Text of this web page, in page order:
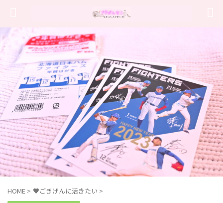
HOME > ♥ごきげんに活きたい >